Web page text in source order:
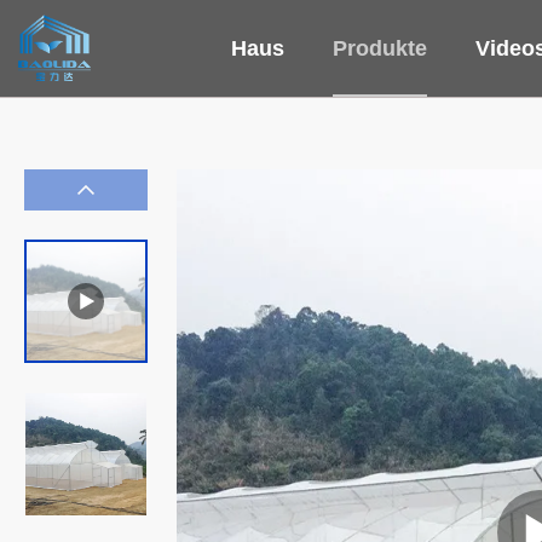
Haus Produkte